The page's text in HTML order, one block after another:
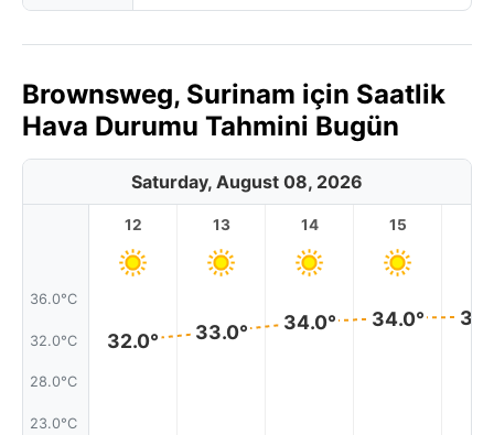
Brownsweg, Surinam için Saatlik
Hava Durumu Tahmini Bugün
Saturday, August 08, 2026
36.0°C
32.0°C
28.0°C
23.0°C
12
32.0°
13
33.0°
14
34.0°
15
34.0°